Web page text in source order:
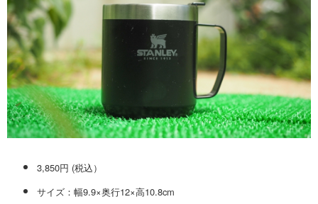
3,850円 (税込）
サイズ：幅9.9×奥行12×高10.8cm